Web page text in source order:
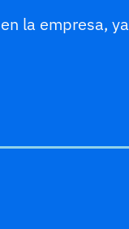
la empresa, ya